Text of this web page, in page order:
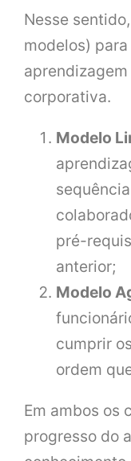
Nesse
modelos)
corporativa.
Modelo
pré-
anterior;
Modelo
cumprir
ordem
Em ambos os
progresso do